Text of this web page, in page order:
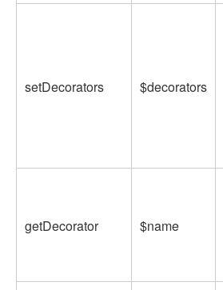
setDecorators $decorators
getDecorator $name